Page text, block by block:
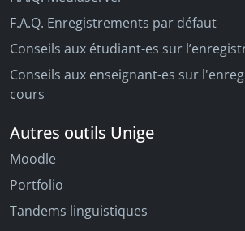
F.A.Q. Enregistrements par défaut
Conseils aux étudiant-es sur
Conseils aux enseignant-es sur
cours
Autres outils Unige
Moodle
Portfolio
Tandems linguistiques